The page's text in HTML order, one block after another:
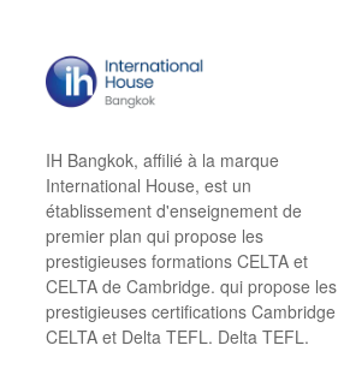
IH Bangkok, affilié à la marque
International House, est un
établissement d'enseignement de
premier plan qui propose les
prestigieuses formations CELTA et
CELTA de Cambridge. qui propose les
prestigieuses certifications Cambridge
CELTA et Delta TEFL. Delta TEFL.